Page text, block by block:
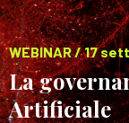
WEBINAR / 17
La
Artificiale